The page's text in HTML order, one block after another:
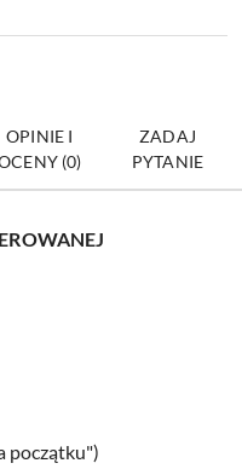
OPINIE I
(0)
ZADAJ
PYTANIE
początku")